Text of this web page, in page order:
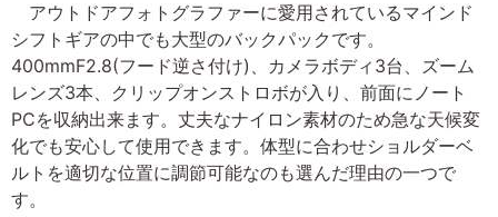
アウトドアフォトグラファーに愛用されているマインド
シフトギアの中でも大型のバックパックです。
400mmF2.8(フード逆さ付け)、カメラボディ3台、ズーム
レンズ3本、クリップオンストロボが入り、前面にノート
PCを収納出来ます。丈夫なナイロン素材のため急な天候変
化でも安心して使用できます。体型に合わせショルダーベ
ルトを適切な位置に調節可能なのも選んだ理由の一つで
す。